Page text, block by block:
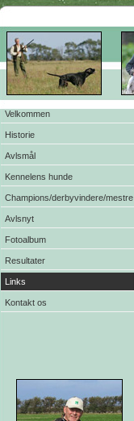
Velkommen
Historie
Avlsmål
Kennelens hunde
Champions/derbyvindere/mestre
Avlsnyt
Fotoalbum
Resultater
Links
Kontakt os